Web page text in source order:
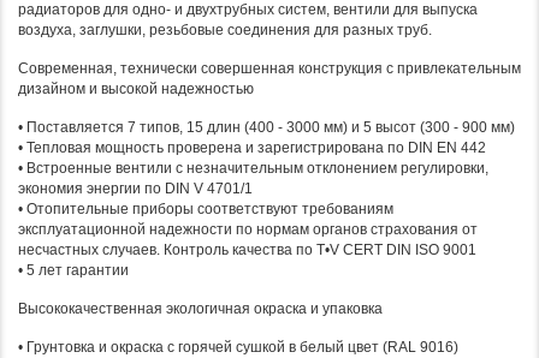
радиаторов для одно- и двухтрубных систем, вентили для выпуска
воздуха, заглушки, резьбовые соединения для разных труб.
Современная, технически совершенная конструкция с привлекательным
дизайном и высокой надежностью
• Поставляется 7 типов, 15 длин (400 - 3000 мм) и 5 высот (300 - 900 мм)
• Тепловая мощность проверена и зарегистрирована по DIN EN 442
• Встроенные вентили с незначительным отклонением регулировки,
экономия энергии по DIN V 4701/1
• Отопительные приборы соответствуют требованиям
эксплуатационной надежности по нормам органов страхования от
несчастных случаев. Контроль качества по T•V CERT DIN ISO 9001
• 5 лет гарантии
Высококачественная экологичная окраска и упаковка
• Грунтовка и окраска с горячей сушкой в белый цвет (RAL 9016)